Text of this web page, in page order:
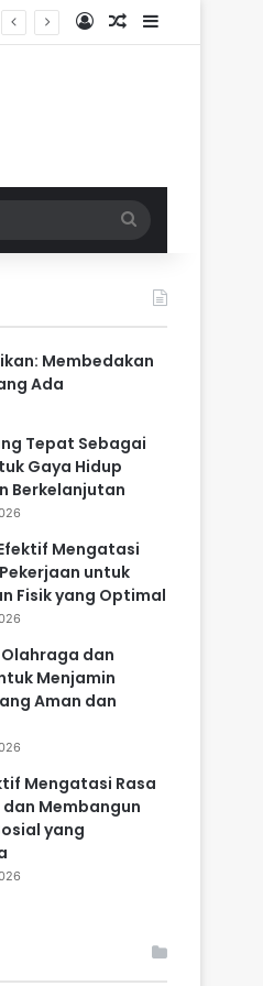
Log InRandom Article
Sidebar
for
Membedakan
Ada
Tepat Sebagai
Gaya Hidup
Berkelanjutan
Mengatasi
untuk
Fisik yang Optimal
dan
Menjamin
Aman dan
Mengatasi Rasa
dan Membangun
yang